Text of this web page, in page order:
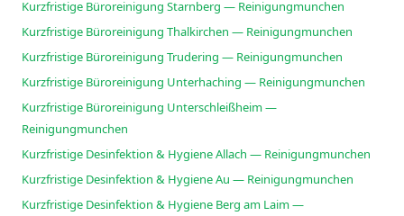
Kurzfristige Büroreinigung Starnberg — Reinigungmunchen
Kurzfristige Büroreinigung Thalkirchen — Reinigungmunchen
Kurzfristige Büroreinigung Trudering — Reinigungmunchen
Kurzfristige Büroreinigung Unterhaching — Reinigungmunchen
Kurzfristige Büroreinigung Unterschleißheim —
Reinigungmunchen
Kurzfristige Desinfektion & Hygiene Allach — Reinigungmunchen
Kurzfristige Desinfektion & Hygiene Au — Reinigungmunchen
Kurzfristige Desinfektion & Hygiene Berg am Laim —